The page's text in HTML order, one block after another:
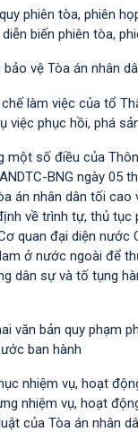
phiên tòa, phiên
biến phiên tòa,
vệ Tòa án nhân
làm việc của tổ
việc phục hồi, phá
một số điều của
BNG ngày 05
án nhân dân tối cao
về trình tự, thủ tục
quan đại diện nước
ở nước ngoài để
dân sự và tố tụng
văn bản quy phạm
ban hành
nhiệm vụ, hoạt
nhiệm vụ, hoạt
của Tòa án nhân